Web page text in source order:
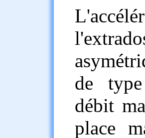
de
débit
place